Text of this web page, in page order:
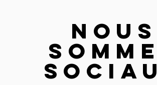
nous